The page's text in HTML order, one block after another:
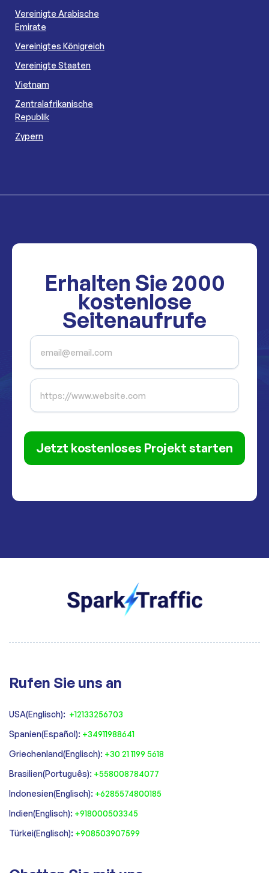
Vereinigte Arabische
Emirate
Vereinigtes Königreich
Vereinigte Staaten
Vietnam
Zentralafrikanische
Republik
Zypern
Erhalten Sie 2000
kostenlose
Seitenaufrufe
Jetzt kostenloses Projekt starten
Rufen Sie uns an
USA(Englisch): +12133256703
Spanien(Español): +34911988641
‍Griechenland(Englisch): +30 21 1199 5618
‍Brasilien(Português): +558008784077‍
‍Indonesien(Englisch): +6285574800185
Indien(Englisch): +918000503345
Türkei(Englisch): +908503907599